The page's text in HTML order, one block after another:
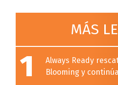
MÁS
1
Always Ready
Blooming y